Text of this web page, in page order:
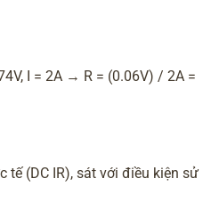
I = 2A → R = (0.06V) / 2A =
tế (DC IR), sát với điều kiện sử